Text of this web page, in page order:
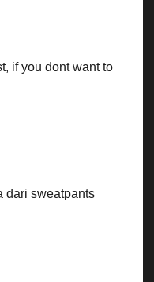
if you dont want to
dari sweatpants